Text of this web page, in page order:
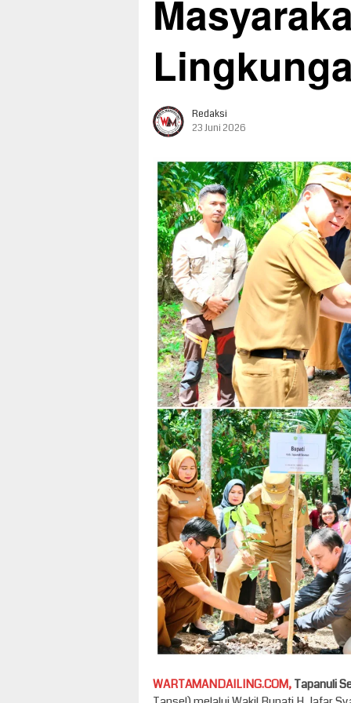
Redaksi
23 Juni 2026
WARTAMANDAILING.COM,Tapanuli